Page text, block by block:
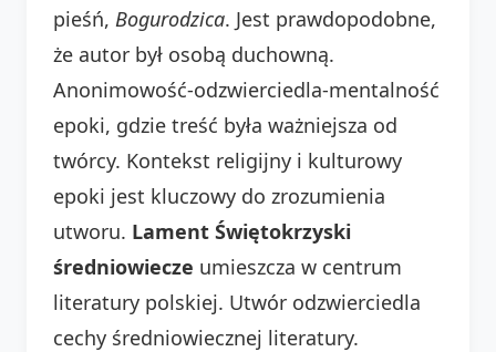
pieśń, Bogurodzica. Jest prawdopodobne,
że autor był osobą duchowną.
Anonimowość-odzwierciedla-mentalność
epoki, gdzie treść była ważniejsza od
twórcy. Kontekst religijny i kulturowy
epoki jest kluczowy do zrozumienia
utworu. Lament Świętokrzyski
średniowiecze umieszcza w centrum
literatury polskiej. Utwór odzwierciedla
cechy średniowiecznej literatury.